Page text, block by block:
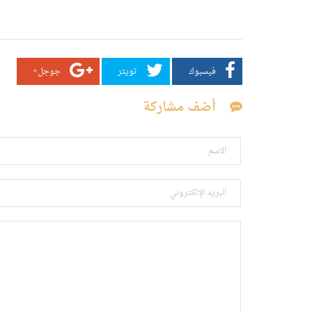
فيسبوك تويتر جوجل+
أضف مشاركة